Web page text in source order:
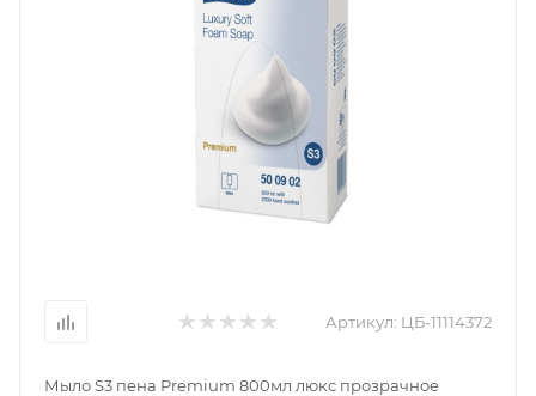
Артикул: ЦБ-11114372
Мыло S3 пена Premium 800мл люкс прозрачное